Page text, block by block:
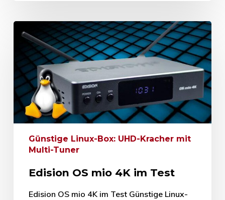
Günstige Linux-Box: UHD-Kracher mit
Multi-Tuner
Edision OS mio 4K im Test
Edision OS mio 4K im Test Günstige Linux-